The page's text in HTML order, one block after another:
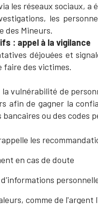
les réseaux sociaux, a
les
des Mineurs.
: appel à la vigilance
déjouées et
des victimes.
vulnérabilité de
afin de gagner la
ou des codes
les
en cas de doute
comme de